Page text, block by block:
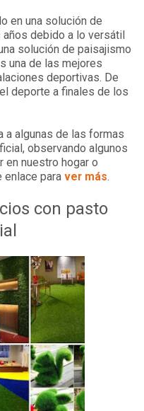
en una solución de
debido a lo versátil
solución de paisajismo
una de las mejores
deportivas. De
deporte a finales de los
a algunas de las formas
observando algunos
en nuestro hogar o
enlace para ver más.
con pasto